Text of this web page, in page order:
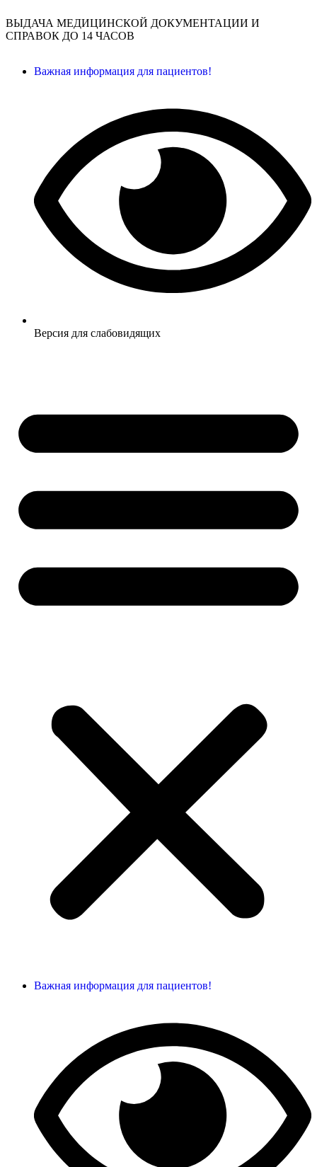
ВЫДАЧА МЕДИЦИНСКОЙ ДОКУМЕНТАЦИИ И
СПРАВОК ДО 14 ЧАСОВ
Важная информация для пациентов!
Версия для слабовидящих
Важная информация для пациентов!